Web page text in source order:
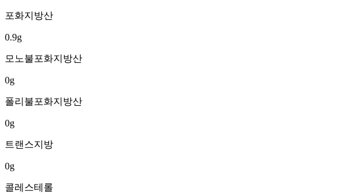
포화지방산
0.9g
모노불포화지방산
0g
폴리불포화지방산
0g
트랜스지방
0g
콜레스테롤